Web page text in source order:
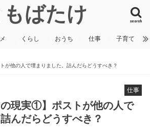
もばたけ search
くらし おうち 仕事 子育て
が他の人で埋まりました。詰んだらどうすべき？
仕事
の現実①】ポストが他の人で
んだらどうすべき？